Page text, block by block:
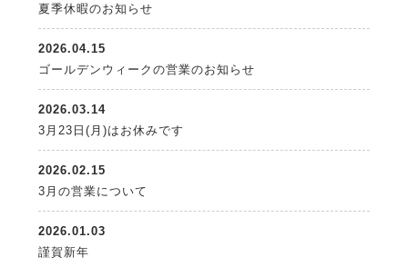
夏季休暇のお知らせ
2026.04.15
ゴールデンウィークの営業のお知らせ
2026.03.14
3月23日(月)はお休みです
2026.02.15
3月の営業について
2026.01.03
謹賀新年